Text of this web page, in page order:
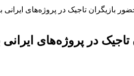
بازیگران تاجیک در پروژه‌های ایرانی
در پروژه‌های ایرانی